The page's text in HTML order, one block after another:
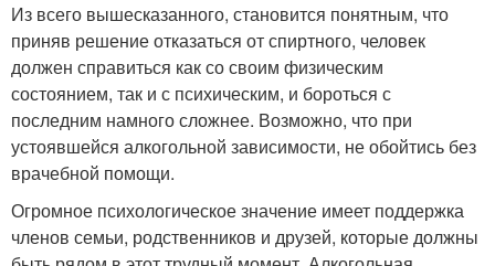
Из всего вышесказанного, становится понятным, что
приняв решение отказаться от спиртного, человек
должен справиться как со своим физическим
состоянием, так и с психическим, и бороться с
последним намного сложнее. Возможно, что при
устоявшейся алкогольной зависимости, не обойтись без
врачебной помощи.
Огромное психологическое значение имеет поддержка
членов семьи, родственников и друзей, которые должны